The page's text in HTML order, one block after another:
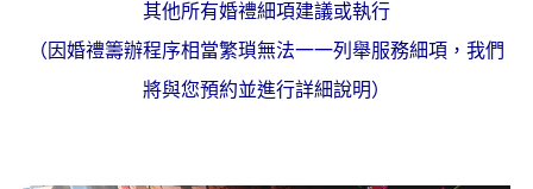
其他所有婚禮細項建議或執行
（因婚禮籌辦程序相當繁瑣無法一一列舉服務細項，我們
將與您預約並進行詳細說明）